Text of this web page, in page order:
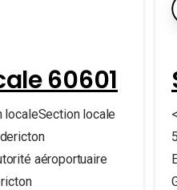
60601
localeSection locale
aéroportuaire